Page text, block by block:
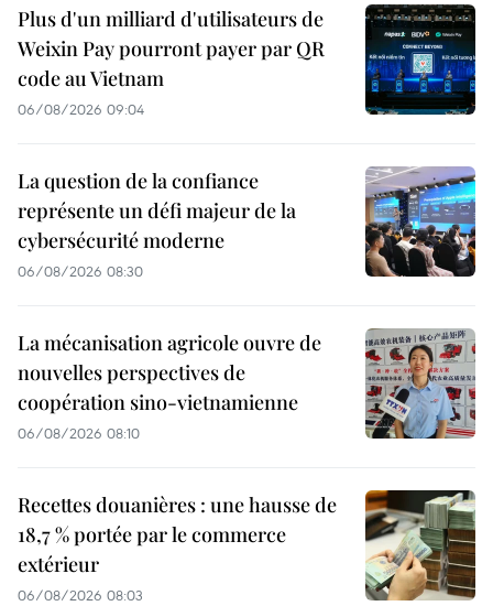
Plus d'un milliard d'utilisateurs de
Weixin Pay pourront payer par QR
code au Vietnam
06/08/2026 09:04
La question de la confiance
représente un défi majeur de la
cybersécurité moderne
06/08/2026 08:30
La mécanisation agricole ouvre de
nouvelles perspectives de
coopération sino-vietnamienne
06/08/2026 08:10
Recettes douanières : une hausse de
18,7 % portée par le commerce
extérieur
06/08/2026 08:03